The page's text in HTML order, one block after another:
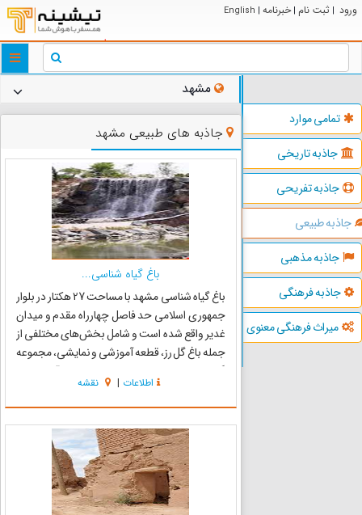
ورود | ثبت نام | خبرنامه |
English
تمامی موارد
جاذبه تاریخی
جاذبه تفریحی
جاذبه طبیعی
جاذبه مذهبی
جاذبه فرهنگی
میراث فرهنگی معنوی
مشهد
جاذبه های طبیعی مشهد
باغ گیاه شناسی...
باغ گیاه شناسی مشهد با مساحت 27 هکتار در بلوار
جمهوری اسلامی حد فاصل چهارراه مقدم و میدان
غدیر واقع شده است و شامل بخش‌های مختلفی از
جمله باغ گل رز، قطعه آموزشی و نمایشی، مجموعه
گیاهی منطقه رویشی ایران، مجموعه آربراتوم و
سیستماتیک گیاهی ، باغ میوه‌های بومی ایران،
مجموعه گیاهی سوزنی برگ...
اطلاعات | نقشه